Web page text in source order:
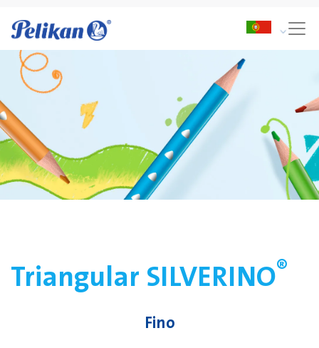
Triangular SILVERINO®
Fino